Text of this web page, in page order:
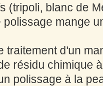
(tripoli, blanc de
mange
traitement d'un
résidu chimique
polissage à la